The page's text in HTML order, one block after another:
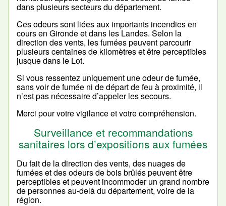
dans plusieurs secteurs du département.
Ces odeurs sont liées aux importants incendies en
cours en Gironde et dans les Landes. Selon la
direction des vents, les fumées peuvent parcourir
plusieurs centaines de kilomètres et être perceptibles
jusque dans le Lot.
Si vous ressentez uniquement une odeur de fumée,
sans voir de fumée ni de départ de feu à proximité, il
n’est pas nécessaire d’appeler les secours.
Merci pour votre vigilance et votre compréhension.
Surveillance et recommandations
sanitaires lors d’expositions aux fumées
Du fait de la direction des vents, des nuages de
fumées et des odeurs de bois brûlés peuvent être
perceptibles et peuvent incommoder un grand nombre
de personnes au-delà du département, voire de la
région.